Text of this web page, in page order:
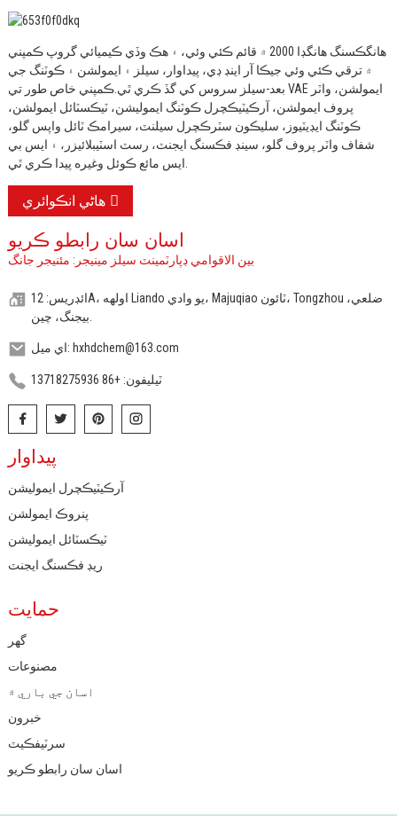
هانگڪسنگ هانگڊا 2000 ۾ قائم ڪئي وئي، ۽ هڪ وڏي ڪيميائي گروپ ڪمپني
۾ ترقي ڪئي وئي جيڪا آر اينڊ ڊي، پيداوار، سيلز ۽ ايمولشن ۽ ڪوٽنگ جي
بعد-سيلز سروس کي گڏ ڪري ٿي.ڪمپني خاص طور تي VAE ايمولشن، واٽر
پروف ايمولشن، آرڪيٽيڪچرل ڪوٽنگ ايموليشن، ٽيڪسٽائل ايمولشن،
ڪوٽنگ ايڊيٽيوز، سليڪون سٽرڪچرل سيلنٽ، سيرامڪ ٽائل واپس گلو،
شفاف واٽر پروف گلو، سينڊ فڪسنگ ايجنٽ، رسٽ اسٽيبلائيزر، ۽ ايس بي
هاڻي انڪوائري
اسان سان رابطو ڪريو
بين الاقوامي ڊپارٽمينٽ سيلز مينيجر: مئنيجر جانگ
ائڊريس: 12A، اولهه Liando يو وادي، Majuqiao ٽائون، Tongzhou ضلعي،
اي ميل: hxhdchem@163.com
ٽيليفون: +86 13718275936
پيداوار
آرڪيٽيڪچرل ايموليشن
پنروڪ ايمولشن
ٽيڪسٽائل ايموليشن
ريڊ فڪسنگ ايجنٽ
حمايت
گهر
مصنوعات
اسان جي باري ۾
خبرون
سرٽيفڪيٽ
اسان سان رابطو ڪريو